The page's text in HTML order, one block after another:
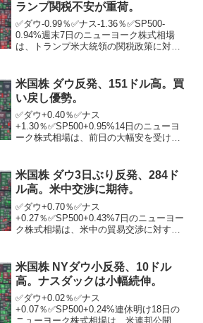
ランプ関税不安が重荷。
✅ダウ-0.99％✅ナス-1.36％✅SP500-
0.94%週末7日のニューヨーク株式相場
は、トランプ米大統領の関税政策に対す
互関税を課すとの考えを表明。市場では
「相...
米国株 ダウ反発、151ドル高。買
い戻し優勢。
✅ダウ+0.40％✅ナス
+1.30％✅SP500+0.95%14日のニューヨ
ーク株式相場は、前日の大幅安を受けて
が続いた。ただ、値を下げたハイテク株
など幅広い銘柄への...
米国株 ダウ3日ぶり反発、284ド
ル高。米中交渉に期待。
✅ダウ+0.70％✅ナス
+0.27％✅SP500+0.43%7日のニューヨー
ク株式相場は、米中の貿易交渉に対する
増の11億4577万株。トランプ米政権は、
貿易問題...
米国株 NYダウ小反発、10ドル
高。ナスダックは小幅続伸。
✅ダウ+0.02％✅ナス
+0.07％✅SP500+0.24%連休明け18日の
ニューヨーク株式相場は、米連邦公開市